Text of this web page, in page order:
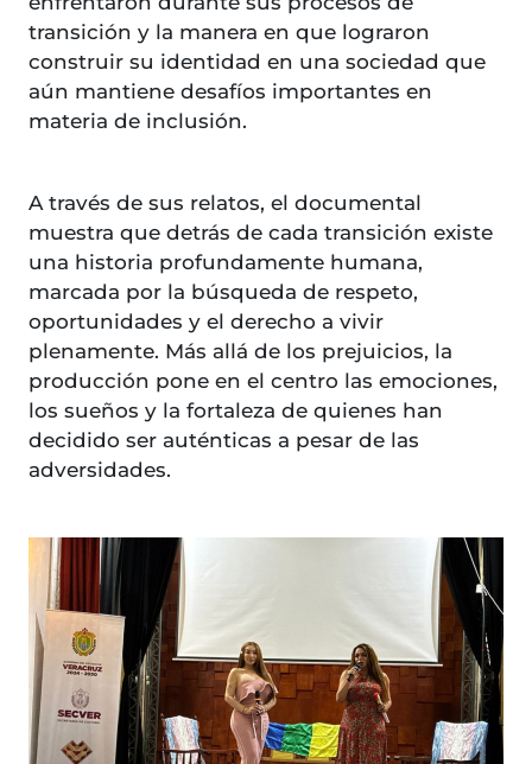
transición y la manera en que lograron
construir su identidad en una sociedad que
aún mantiene desafíos importantes en
materia de inclusión.
A través de sus relatos, el documental
muestra que detrás de cada transición existe
una historia profundamente humana,
marcada por la búsqueda de respeto,
oportunidades y el derecho a vivir
plenamente. Más allá de los prejuicios, la
producción pone en el centro las emociones,
los sueños y la fortaleza de quienes han
decidido ser auténticas a pesar de las
adversidades.